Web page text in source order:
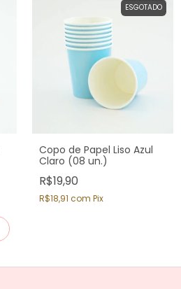
ESGOTADO
Copo de Papel Liso Azul
Claro (08 un.)
R$19,90
R$18,91 com Pix